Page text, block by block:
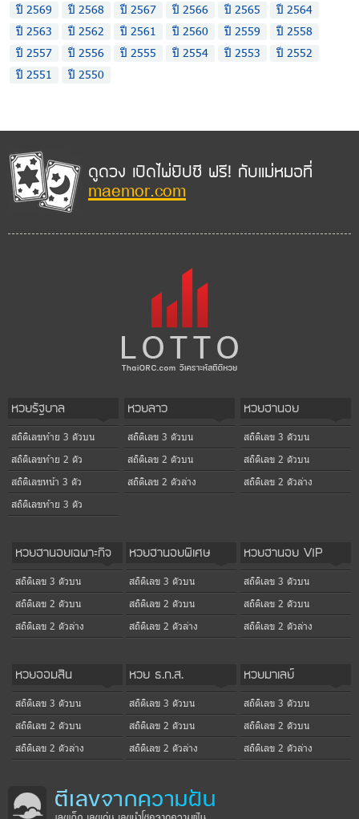
ปี 2569 ปี 2568 ปี 2567 ปี 2566 ปี 2565
ปี 2564
ปี 2563
ปี 2562 ปี 2561 ปี 2560 ปี 2559
ปี 2558
ปี 2557
ปี 2556 ปี 2555 ปี 2554 ปี 2553
ปี 2552
ปี 2551
ปี 2550
ดูดวง เปิดไพ่ยิปซี ฟรี! กับแม่หมอที่
maemor.com
หวยรัฐบาล
สถิติเลขท้าย 3 ตัวบน
สถิติเลขท้าย 2 ตัว
สถิติเลขหน้า 3 ตัว
สถิติเลขท้าย 3 ตัว
หวยลาว
สถิติเลข 3 ตัวบน
สถิติเลข 2 ตัวบน
สถิติเลข 2 ตัวล่าง
หวยฮานอย
สถิติเลข 3 ตัวบน
สถิติเลข 2 ตัวบน
สถิติเลข 2 ตัวล่าง
หวยฮานอยเฉพาะกิจ
สถิติเลข 3 ตัวบน
สถิติเลข 2 ตัวบน
สถิติเลข 2 ตัวล่าง
หวยฮานอยพิเศษ
สถิติเลข 3 ตัวบน
สถิติเลข 2 ตัวบน
สถิติเลข 2 ตัวล่าง
หวยฮานอย VIP
สถิติเลข 3 ตัวบน
สถิติเลข 2 ตัวบน
สถิติเลข 2 ตัวล่าง
หวยออมสิน
สถิติเลข 3 ตัวบน
สถิติเลข 2 ตัวบน
สถิติเลข 2 ตัวล่าง
หวย ธ.ก.ส.
สถิติเลข 3 ตัวบน
สถิติเลข 2 ตัวบน
สถิติเลข 2 ตัวล่าง
หวยมาเลย์
สถิติเลข 3 ตัวบน
สถิติเลข 2 ตัวบน
สถิติเลข 2 ตัวล่าง